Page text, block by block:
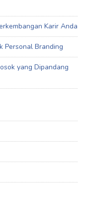
Karir Anda
Personal Branding
yang Dipandang